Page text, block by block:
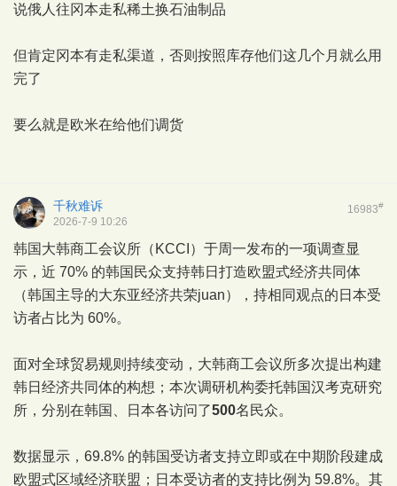
说俄人往冈本走私稀土换石油制品
但肯定冈本有走私渠道，否则按照库存他们这几个月就么用
完了
要么就是欧米在给他们调货
16983#
千秋难诉
2026-7-9 10:26
韩国大韩商工会议所（KCCI）于周一发布的一项调查显
示，近 70% 的韩国民众支持韩日打造欧盟式经济共同体
（韩国主导的大东亚经济共荣juan），持相同观点的日本受
访者占比为 60%。
面对全球贸易规则持续变动，大韩商工会议所多次提出构建
韩日经济共同体的构想；本次调研机构委托韩国汉考克研究
所，分别在韩国、日本各访问了500名民众。
数据显示，69.8% 的韩国受访者支持立即或在中期阶段建成
欧盟式区域经济联盟；日本受访者的支持比例为 59.8%。其